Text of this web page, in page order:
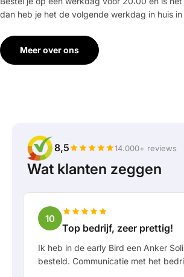
dan heb je het de volgende werkdag in huis
Meer over ons
8,5 14.000+ reviews
Wat klanten zeggen
10
Top bedrijf, zeer prettig!
Ik heb in de early Bird een Anker
besteld. Communicatie met het